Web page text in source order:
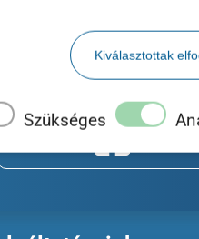
Kiválasztottak
Szükséges
Te is a